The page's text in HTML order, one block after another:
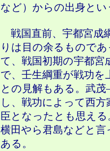
など）からの出身と
戦国直前、宇都宮成
りは目の余るもので
て、戦国初期の宇都宮
で、壬生綱重が戦功
との見解もある。武
し、戦功によって西
臣となったとも思え
横田やら君島などと
ある。